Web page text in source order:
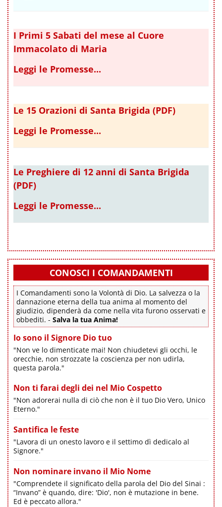
I Primi 5 Sabati del mese al Cuore
Immacolato di Maria
Leggi le Promesse...
Le 15 Orazioni di Santa Brigida (PDF)
Leggi le Promesse...
Le Preghiere di 12 anni di Santa Brigida
(PDF)
Leggi le Promesse...
CONOSCI I COMANDAMENTI
I Comandamenti sono la Volontà di Dio. La salvezza o la
dannazione eterna della tua anima al momento del
giudizio, dipenderà da come nella vita furono osservati e
obbediti. - Salva la tua Anima!
Io sono il Signore Dio tuo
"Non ve lo dimenticate mai! Non chiudetevi gli occhi, le
orecchie, non strozzate la coscienza per non udirla,
questa parola."
Non ti farai degli dei nel Mio Cospetto
"Non adorerai nulla di ciò che non è il tuo Dio Vero, Unico
Eterno."
Santifica le feste
"Lavora di un onesto lavoro e il settimo dì dedicalo al
Signore."
Non nominare invano il Mio Nome
"Comprendete il significato della parola del Dio del Sinai :
“Invano” è quando, dire: 'Dio', non è mutazione in bene.
Ed è peccato allora."